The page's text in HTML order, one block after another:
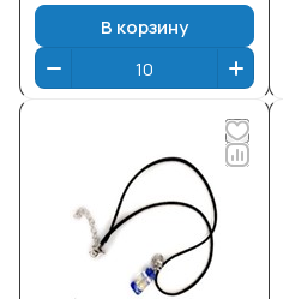
В корзину